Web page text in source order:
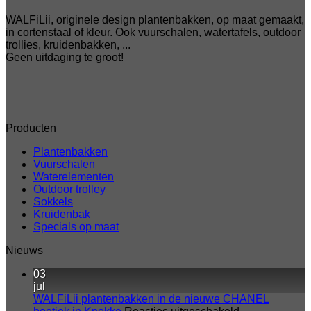
WALFiLii, originele design plantenbakken, op maat gemaakt,
in cortenstaal of kleur. Ook vuurschalen, watertafels, outdoor
trollies, kruidenbakken, ...
Geen uitdaging te groot!
Producten
Plantenbakken
Vuurschalen
Waterelementen
Outdoor trolley
Sokkels
Kruidenbak
Specials op maat
Nieuws
03
jul
WALFiLii plantenbakken in de nieuwe CHANEL